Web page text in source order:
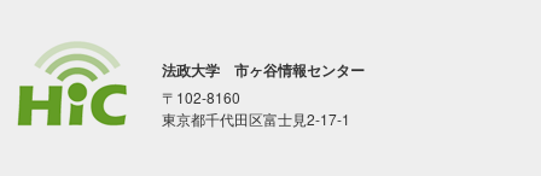
法政大学 市ヶ谷情報センター
〒102-8160
東京都千代田区富士見2-17-1